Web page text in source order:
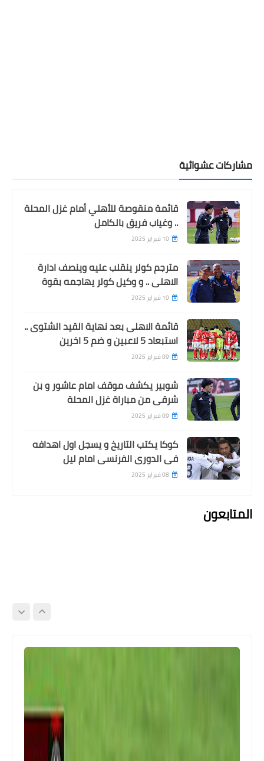
مشاركات عشوائية
قائمة منقوصة للأهلي أمام غزل المحلة
.. وغياب فريق بالكامل
10 فبراير 2025
مترجم كولر ينقلب عليه وينصف ادارة
الاهلى .. و وكيل كولر يهاجمه بقوة
10 فبراير 2025
قائمة الاهلى بعد نهاية القيد الشتوى ..
استبعاد 5 لاعبين و ضم 5 اخرين
09 فبراير 2025
شوبير يكشف موقف امام عاشور و بن
شرقى من مباراة غزل المحلة
09 فبراير 2025
كوكا يكتب التاريخ و يسجل اول اهدافه
فى الدورى الفرنسى امام ليل
08 فبراير 2025
المتابعون